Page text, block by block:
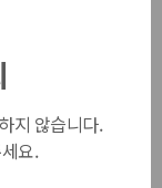
지 않습니다.
요.